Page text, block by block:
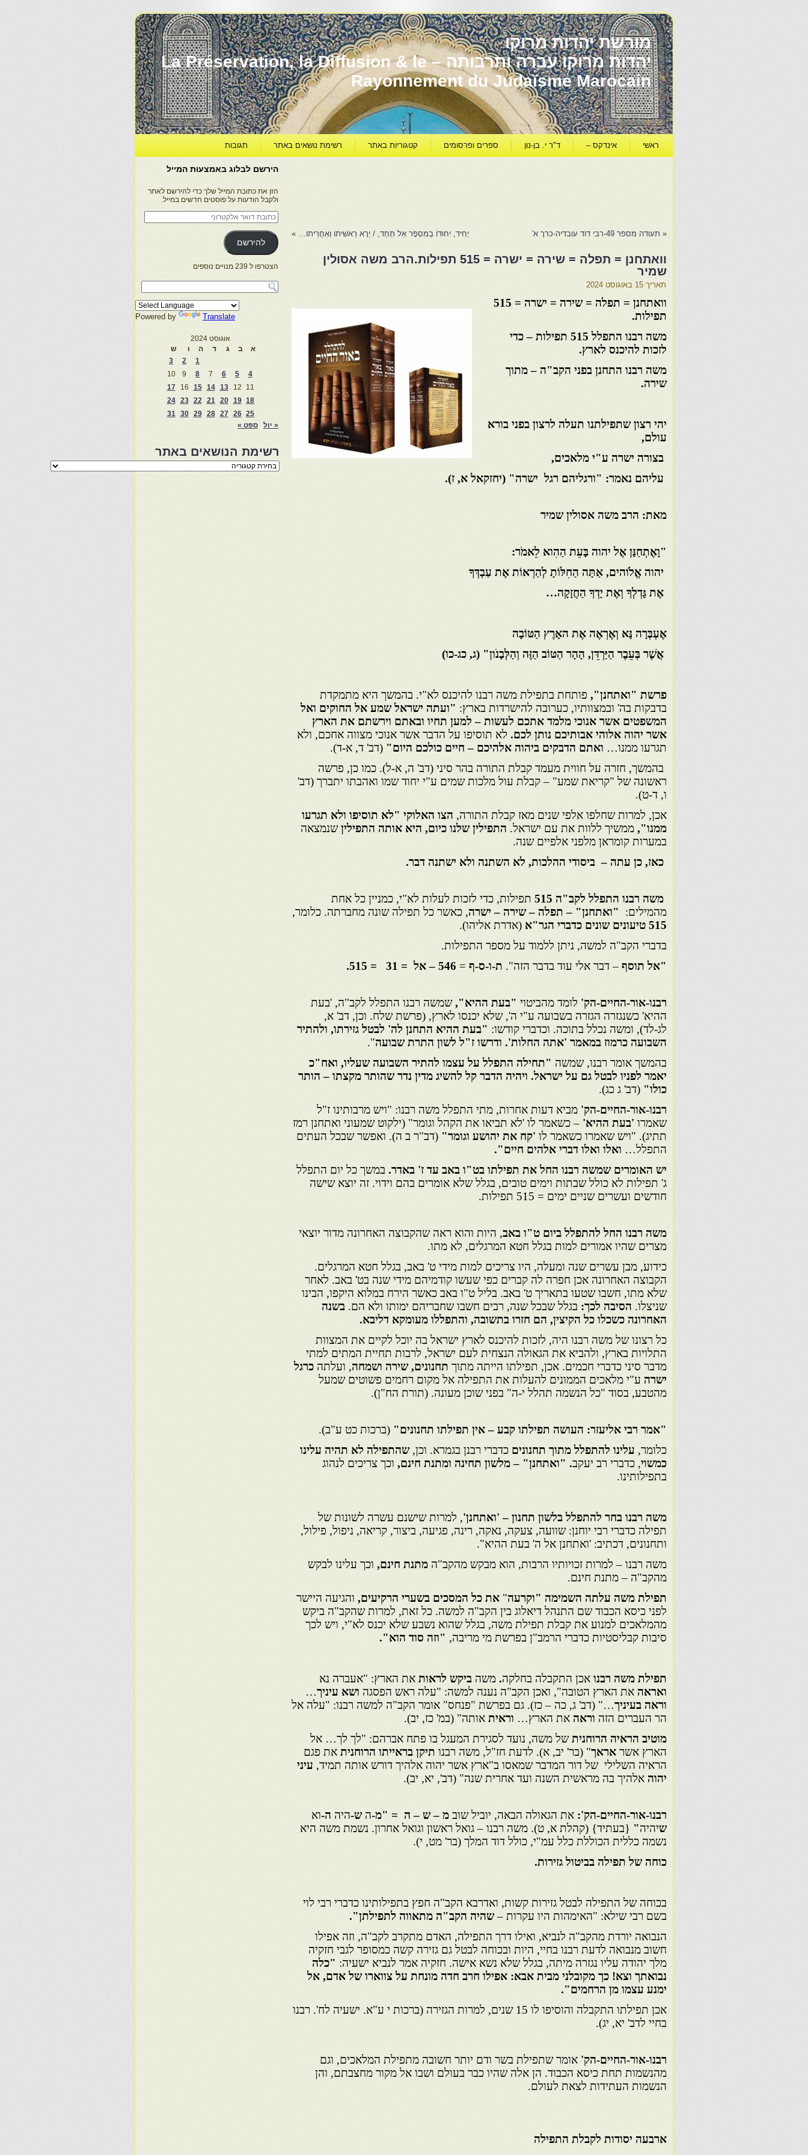
מורשת יהדות מרוקו
יהדות מרוקו עברה ותרבותה – La Préservation, la Diffusion & le
Rayonnement du Judaïsme Marocain
ראשי אינדקס – ד"ר י. בן-נון ספרים ופרסומים קטגוריות באתר רשימת נושאים באתר תגובות
« תעודה מספר 49-רבי דוד עובדיה-כרך א' יָחִיד, יִחוּדוֹ בְמִסְפָּר אַל תֵּחַד, / יְרָא רֵאשִׁיתוֹ וְאַחֲרִיתוֹ… »
וואתחנן = תפלה = שירה = ישרה = 515 תפילות.הרב משה אסולין
שמיר
תאריך 15 באוגוסט 2024
וואתחנן = תפלה = שירה = ישרה = 515
תפילות.
משה רבנו התפלל תפילות – כדי
לזכות להיכנס לארץ.
משה רבנו התחנן בפני הקב"ה – מתוך
שירה.
יהי רצוןשתפילתנו תעלה לרצון בפני בורא
עולם,
בצורה ישרה ע"י מלאכים,
עליהם נאמר: "ורגליהם רגל ישרה" (יחזקאל א, ז).
מאת: הרב משה אסולין שמיר
"וָאֶתְחַנַּן אֶל יהוה בָּעֵת הַהִוא לֵאמֹר:
יהוה אֱלֹוהים, אַתָּה הַחִלּוֹתָ לְהַרְאוֹת אֶת עַבְדְּךָ
אֶת גָּדְלְךָ וְאֶת יָדְךָ הַחֲזָקָה…
אֶעְבְּרָה נָּא וְאֶרְאֶה אֶת האָרֶץ הַטּוֹבָה
אֲשֶׁר בְּעֵבֶר הַיַּרְדֵּן, הָהָר הַטּוֹב הַזֶּה וְהַלְּבָנֹון" (ג, כג-כו)
פרשת "ואתחנן", פותחת בתפילת משה רבנו להיכנס לא"י. בהמשך היא מתמקדת
בדבקות בה' ובמצוותיו, כערובה להישרדות בארץ: "ועתה ישראל שמע אל החוקים ואל
המשפטים אשר אנוכי מלמד אתכם לעשות – למען תחיו ובאתם וירשתם את הארץ
אשר יהוה אלוהי אבותיכם נותן לכם. לא תוסיפו על הדבר אשר אנוכי מצווה אחכם, ולא
תגרעו ממנו… ואתם הדבקים ביהוה אלהיכם – חיים כולכם היום" (דב' ד, א-ד).
בהמשך, חזרה על חווית מעמד קבלת התורה בהר סיני (דב' ה, א-ל). כמו כן, פרשה
ראשונה של "קריאת שמע" – קבלת עול מלכות שמים ע"י יחוד שמו ואהבתו יתברך (דב'
ו, ד-ט).
אכן, למרות שחלפו אלפי שנים מאז קבלת התורה, הצו האלוקי "לא תוסיפו ולא תגרעו
ממנו", ממשיך ללוות את עם ישראל. התפילין שלנו כיום, היא אותה התפיליןשנמצאה
במערות קומראן מלפני אלפיים שנה.
כאז, כן עתה – ביסודי ההלכות, לא השתנה ולא ישתנה דבר.
משה רבנו התפלל לקב"ה 515 תפילות, כדי לזכות לעלות לא"י, כמניין כל אחת
מהמילים: "ואתחנן" – תפלה – שירה – ישרה, כאשר כל תפילה שונה מחברתה. כלומר,
515 טיעונים שונים כדברי הגר"א
(אדרת אליהו).
בדברי הקב"ה למשה, ניתן ללמוד על מספר התפילות.
"אל תוסף – דבר אלי עוד בדבר הזה". ת-ו-ס-ף = 546 – אל = 31
= 515.
רבנו-אור-החיים-הק' לומד מהביטוי "בעת ההיא",שמשה רבנו התפלל לקב"ה, 'בעת
ההיא' כשנגזרה הגזרה בשבועה ע"י ה', שלא יכנסו לארץ, (פרשת שלח. וכן, דב' א,
לג-לד), ומשה נכלל בתוכה. וכדברי קודשו: "בעת ההיא התחנן לה' לבטל גזירתו, ולהתיר
השבועה כרמוז במאמר 'אתה החלות'. ודרשו ז"ל לשון התרת שבועה".
בהמשך אומר רבנו, שמשה "תחילה התפלל על עצמו להתיר השבועה שעליו, ואח"כ
יאמר לפניו לבטל גם על ישראל. ויהיה הדבר קל להשיג מדין נדר שהותר מקצתו – הותר
כולו" (דב' ג כג).
רבנו-אור-החיים-הק' מביא דעות אחרות, מתי התפלל משה רבנו: "ויש מרבותינו ז"ל
שאמרו 'בעת ההיא' – כשאמר לו 'לא תביאו את הקהל וגומר" (ילקוט שמעוני ואתחנן רמז
תתיג). "ויש שאמרו כשאמר לו 'קח את יהושע וגומר" (דב"ר ב ה). ואפשר שבכל העתים
התפלל… ואלו ואלו דברי אלהים חיים".
יש האומרים שמשה רבנו החל את תפילתו בט"ו באב עד ז' באדר. במשך כל יום התפלל
ג' תפילות לא כולל שבתות וימים טובים, בגלל שלא אומרים בהם וידוי. זה יוצא שישה
חודשים ועשרים שניים ימים = 515 תפילות.
משה רבנו החל להתפלל ביום ט"ו באב, היות והוא ראה שהקבוצה האחרונה מדור יוצאי
מצרים שהיו אמורים למות בגלל חטא המרגלים, לא מתו.
כידוע, מבן עשרים שנה ומעלה, היו צריכים למות מידי ט' באב, בגלל חטא המרגלים.
הקבוצה האחרונה אכן חפרה לה קברים כפי שעשו קודמיהם מידי שנה בט' באב. לאחר
שלא מתו, חשבו שטעו בתאריך ט' באב. בליל ט"ו באב כאשר הירח במלוא היקפו, הבינו
שניצלו. הסיבה לכך: בגלל שבכל שנה, רבים חשבו שחבריהם ימותו ולא הם. בשנה
האחרונה כשכלו כל הקיצין, הם חזרו בתשובה, והתפללו מעומקא דליבא.
כל רצונו של משה רבנו היה, לזכות להיכנס לארץ ישראל בה יוכל לקיים את המצוות
התלויות בארץ, ולהביא את הגאולה הנצחית לעם ישראל, לרבות תחיית המתים למתי
מדבר סיני כדברי חכמים. אכן, תפילתו הייתה מתוך תחנונים, שירה ושמחה, ועלתה כרגל
ישרה ע"י מלאכים הממונים להעלות את התפילה אל מקום רחמים פשוטים שמעל
מהטבע, בסוד "כל הנשמה תהלל י-ה" בפני שוכן מעונה. (תורת הח"ן).
"אמר רבי אליעזר: העושה תפילתו קבע – אין תפילתו תחנונים" (ברכות כט ע"ב).
כלומר, עלינו להתפלל מתוך תחנונים כדברי רבנן בגמרא. וכן,שהתפילה לא תהיה עלינו
כמשוי, כדברי רב יעקב. "ואתחנן" – מלשון תחינה ומתנת חינם, וכך צריכים לנהוג
בתפילותינו.
משה רבנו בחר להתפלל בלשון תחנון – 'ואתחנן', למרות שישנם עשרה לשונות של
תפילה כדברי רבי יוחנן: שוועה, צעקה, נאקה, רינה, פגיעה, ביצור, קריאה, ניפול, פילול,
ותחנונים, דכתיב: 'ואתחנן אל ה' בעת ההיא".
משה רבנו – למרות זכויותיו הרבות, הוא מבקש מהקב"ה מתנת חינם, וכך עלינו לבקש
מהקב"ה – מתנת חינם.
תפילת משה עלתה השמימה "וקרעה" את כל המסכים בשערי הרקיעים, והגיעה היישר
לפני כיסא הכבוד שם התנהל דיאלוג בין הקב"ה למשה. כל זאת, למרות שהקב"ה ביקש
מהמלאכים למנוע את קבלת תפילת משה, בגלל שהוא נשבע שלא יכנס לא"י, ויש לכך
סיבות קבליסטיות כדברי הרמב"ן בפרשת מי מריבה, "וזה סוד הוא".
תפילת משה רבנו אכן התקבלה בחלקה. משה ביקש לראות את הארץ: "אעברה נא
ואראה את הארץ הטובה", ואכן הקב"ה נענה למשה: "עלה ראש הפסגה ושא עיניך…
וראה בעיניך…" (דב' ג, כה – כז). גם בפרשת "פנחס" אומר הקב"ה למשה רבנו: "עלה אל
הר העברים הזה וראה את הארץ… וראית אותה" (במ' כז, יב).
מוטיב הראיה הרוחניתשל משה, נועד לסגירת המעגל בו פתח אברהם: "לך לך… אל
הארץ אשר אראך" (בר' יב, א). לדעת חז"ל, משה רבנו תיקן בראייתו הרוחנית את פגם
הראיה השלילי של דור המדבר שמאסו ב"ארץ אשר יהוה אלהיך דורש אותה תמיד, עיני
יהוה אלהיך בה מראשית השנה ועד אחרית שנה" (דב', יא, יב).
רבנו-אור-החיים-הק': את הגאולה הבאה, יוביל שוב מ – ש – ה = "מ-ה ש-היה ה-וא
שיהיה" {בעתיד} (קהלת א, ט). משה רבנו – גואל ראשון וגואל אחרון. נשמת משה היא
נשמה כללית הכוללת כלל עמ"י, כולל דוד המלך (בר' מט, י).
כוחה של תפילה בביטול גזירות.
בכוחה של התפילה לבטל גזירות קשות, ואדרבא הקב"ה חפץ בתפילותינו כדברי רבי לוי
בשם רבי שילא: "האימהות היו עקרות –שהיה הקב"ה מתאווה לתפילתן".
הנבואה יורדת מהקב"ה לנביא, ואילו דרך התפילה, האדם מתקרב לקב"ה, וזה אפילו
חשוב מנבואה לדעת רבנו בחיי, היות ובכוחה לבטל גם גזירה קשה כמסופר לגבי חזקיה
מלך יהודה עליו נגזרה מיתה, בגלל שלא נשא אישה. חזקיה אמר לנביא ישעיה: "כלה
נבואתך וצא! כך מקובלני מבית אבא: אפילו חרב חדה מונחת על צווארו של אדם, אל
ימנע עצמו מן הרחמים".
אכן תפילתו התקבלה והוסיפו לו 15 שנים, למרות הגזירה (ברכות י ע"א. ישעיה לח'. רבנו
בחיי לדב' יא, יג).
רבנו-אור-החיים-הק' אומר שתפילת בשר ודם יותר חשובה מתפילת המלאכים, וגם
מהנשמות תחת כיסא הכבוד. הן אלה שהיו כבר בעולם ושבו אל מקור מחצבתם, והן
הנשמות העתידות לצאת לעולם.
ארבעה יסודות לקבלת התפילה
הירשם לבלוג באמצעות המייל
הזן את כתובת המייל שלך כדי להירשם לאתר
ולקבל הודעות על פוסטים חדשים במייל.
כתובת
דואר
אלקטרוני
להירשם
הצטרפו ל 239 מנויים נוספים
Powered by Translate
אוגוסט 2024
א
ב ג ד ה ו
ש
1
2
3
4
5
6
7
8
9
10
11
12
13
14
15
16
17
18
19
20
21
22
23
24
25
26
27
28
29
30
31
« יול
ספט »
רשימת הנושאים באתר
רשימת
הנושאים